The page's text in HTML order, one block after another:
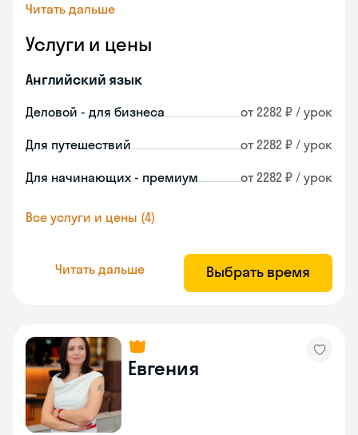
Читать дальше
Услуги и цены
Английский язык
Деловой - для бизнеса от 2282 ₽ / урок
Для путешествий от 2282 ₽ / урок
Для начинающих - премиум от 2282 ₽ / урок
Все услуги и цены (4)
Читать дальше Выбрать время
Евгения